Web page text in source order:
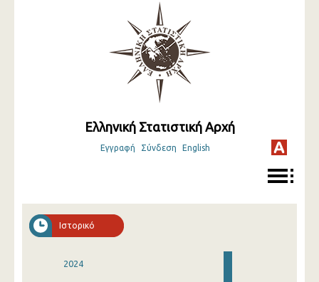
Ελληνική Στατιστική Αρχή
Εγγραφή Σύνδεση English
Ιστορικό
2024